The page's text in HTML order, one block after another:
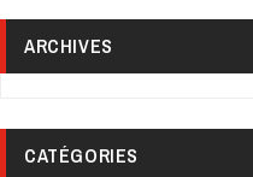
ARCHIVES
CATÉGORIES